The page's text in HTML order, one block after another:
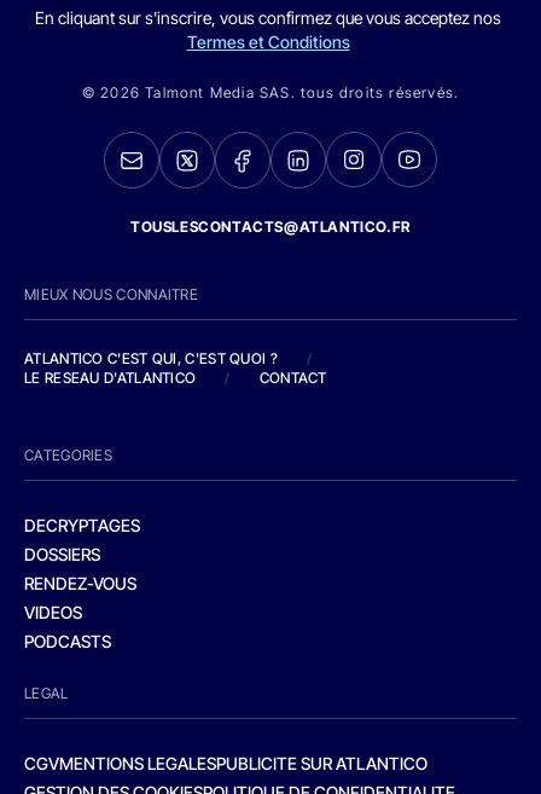
En cliquant sur s'inscrire, vous confirmez que vous acceptez nos
Termes et Conditions
© 2026 Talmont Media SAS. tous droits réservés.
TOUSLESCONTACTS@ATLANTICO.FR
MIEUX NOUS CONNAITRE
ATLANTICO C'EST QUI, C'EST QUOI ?
/
LE RESEAU D'ATLANTICO
/ CONTACT
CATEGORIES
DECRYPTAGES
DOSSIERS
RENDEZ-VOUS
VIDEOS
PODCASTS
LEGAL
CGVMENTIONS LEGALESPUBLICITE SUR ATLANTICO